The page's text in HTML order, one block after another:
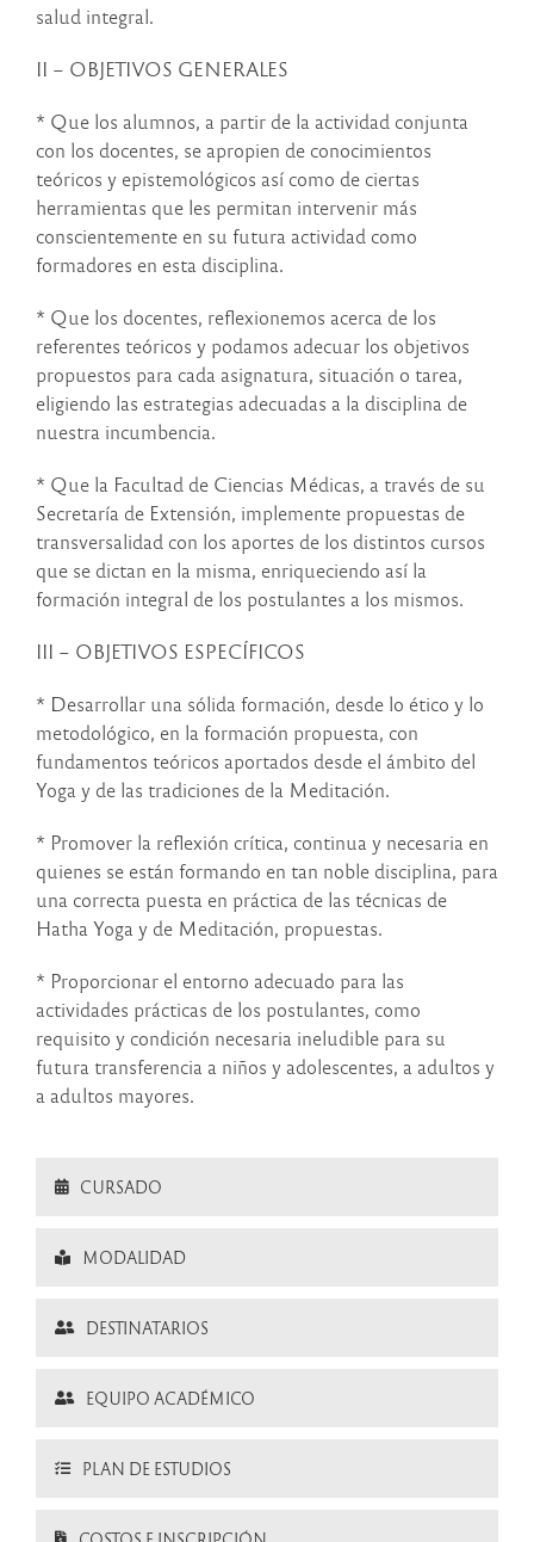
salud integral.
II – OBJETIVOS GENERALES
* Que los alumnos, a partir de la actividad conjunta
con los docentes, se apropien de conocimientos
teóricos y epistemológicos así como de ciertas
herramientas que les permitan intervenir más
conscientemente en su futura actividad como
formadores en esta disciplina.
* Que los docentes, reflexionemos acerca de los
referentes teóricos y podamos adecuar los objetivos
propuestos para cada asignatura, situación o tarea,
eligiendo las estrategias adecuadas a la disciplina de
nuestra incumbencia.
* Que la Facultad de Ciencias Médicas, a través de su
Secretaría de Extensión, implemente propuestas de
transversalidad con los aportes de los distintos cursos
que se dictan en la misma, enriqueciendo así la
formación integral de los postulantes a los mismos.
III – OBJETIVOS ESPECÍFICOS
* Desarrollar una sólida formación, desde lo ético y lo
metodológico, en la formación propuesta, con
fundamentos teóricos aportados desde el ámbito del
Yoga y de las tradiciones de la Meditación.
* Promover la reflexión crítica, continua y necesaria en
quienes se están formando en tan noble disciplina, para
una correcta puesta en práctica de las técnicas de
Hatha Yoga y de Meditación, propuestas.
* Proporcionar el entorno adecuado para las
actividades prácticas de los postulantes, como
requisito y condición necesaria ineludible para su
futura transferencia a niños y adolescentes, a adultos y
a adultos mayores.
CURSADO
MODALIDAD
DESTINATARIOS
EQUIPO ACADÉMICO
PLAN DE ESTUDIOS